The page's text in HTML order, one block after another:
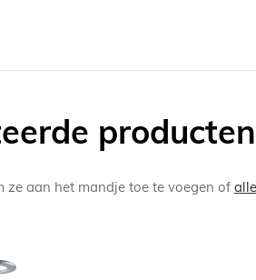
producten
ze aan het mandje toe te voegen of